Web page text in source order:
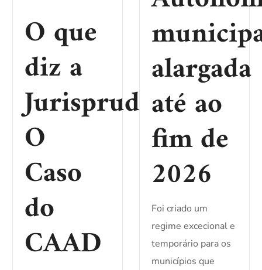
O que
diz a
Jurisprudência?
O
Caso
do
CAAD
alargada
até ao
fim de
2026
Foi criado um
regime excecional e
temporário para os
municípios que